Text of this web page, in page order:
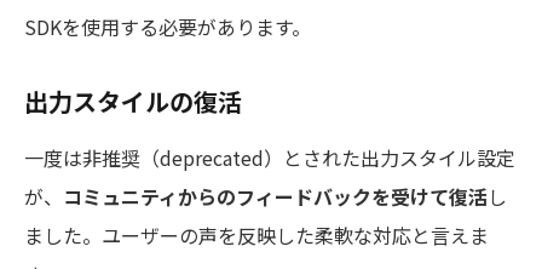
SDKを使用する必要があります。
出力スタイルの復活
一度は非推奨（deprecated）とされた出力スタイル設定
が、 コミュニティからのフィードバックを受けて復活し
ました。ユーザーの声を反映した柔軟な対応と言えま